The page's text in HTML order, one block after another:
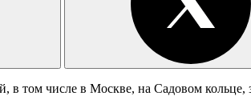
том числе в Москве, на Садовом кольце,